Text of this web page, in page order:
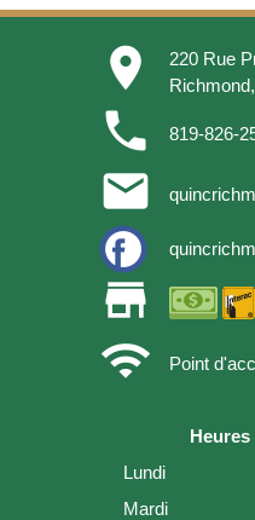
place
220 Rue
phone 819-826-
email
store
wifi
Point
Lundi
Mardi